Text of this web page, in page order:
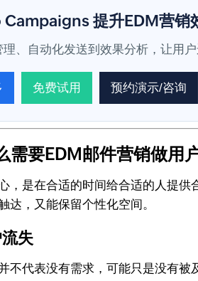
Campaigns 提升EDM营销
、自动化发送到效果分析，让用户
免费试用 预约演示/咨询
需要EDM邮件营销做用
，是在合适的时间给合适的人提供
达，又能保留个性化空间。
失
不代表没有需求，可能只是没有